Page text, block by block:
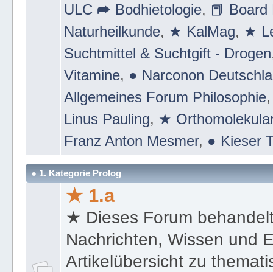
ULC ➦ Bodhietologie, 📕
Naturheilkunde, ★ KalMag, ★
Suchtmittel & Suchtgift - Drogen
Vitamine, ● Narconon
Allgemeines Forum Philosophie
Linus Pauling, ★
Franz Anton Mesmer, ● Kieser
● 1. Kategorie Prolog
★ 1.a
★ Dieses Forum
Nachrichten, Wissen und
Artikelübersicht zu